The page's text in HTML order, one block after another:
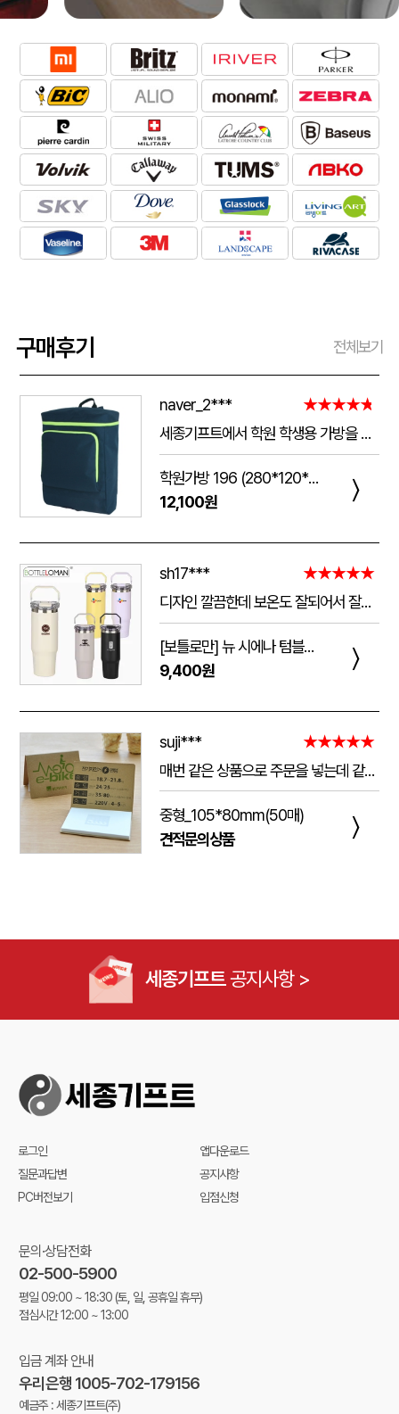
구매후기 전체보기
naver_2***
★★★★★
세종기프트에서 학원 학생용 가방을 제작했는데 전체적으로 아주 만족스럽습니다. 가방 크기가 넉넉해서 교재와 학용품을 넣기 좋고, 원단과 지퍼도 탄탄해서 아이들이 매일 사용하기에 실용적입니다. 특히 학원 로고와 문구 인쇄가 선명하고 깔끔하게 나와서 실제로 받아보니 기대했던 것보다 훨씬 고급스러웠습니다. 제작 과정에서도 요청사항을 잘 반영해 주셨고 완성도도 좋아 다음 단체 제작 때도 다시 이용하고 싶습니다.
학원가방 196 (280*120*390mm)
12,100원
〉
sh17***
★★★★★
디자인 깔끔한데 보온도 잘되어서 잘쓰고 있습니다 선물용으로 좋네요 하단에 실리콘 밀림방지 없는건 좀 아쉽네요
[보틀로만] 뉴 시에나 텀블러 900ml
9,400원
〉
suji***
★★★★★
매번 같은 상품으로 주문을 넣는데 같은 품질로 받을 수 있어서 좋습니다. 배송 기간도 적당히 잘오는거 같아요. 앞으로도 계속 이용할꺼 같습니다. 지금과 같은 품질로 유지해주세요!!
중형_105*80mm(50매)
견적문의상품
〉
세종기프트공지사항 >
로그인
앱다운로드
질문과답변
공지사항
PC버전보기
입점신청
문의·상담전화
02-500-5900
평일 09:00 ~ 18:30(토, 일, 공휴일 휴무)
점심시간 12:00 ~ 13:00
입금 계좌 안내
우리은행 1005-702-179156
예금주 : 세종기프트(주)